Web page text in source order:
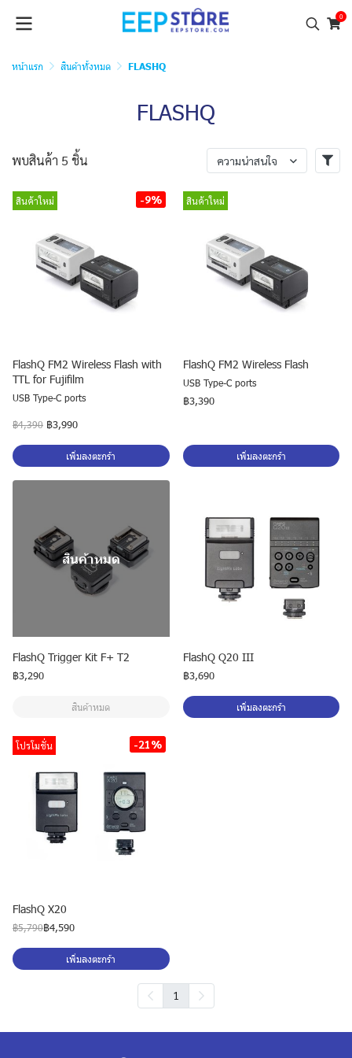
0
หน้าแรก สินค้าทั้งหมด FLASHQ
FLASHQ
พบสินค้า 5 ชิ้น ความน่าสนใจ
สินค้าใหม่ -9%
FlashQ FM2 Wireless Flash with
TTL for Fujifilm
USB Type-C ports
฿4,390 ฿3,990
เพิ่มลงตะกร้า
สินค้าใหม่
FlashQ FM2 Wireless Flash
USB Type-C ports
฿3,390
เพิ่มลงตะกร้า
สินค้าหมด
FlashQ Trigger Kit F+ T2
฿3,290
สินค้าหมด
FlashQ Q20 III
฿3,690
เพิ่มลงตะกร้า
โปรโมชั่น -21%
FlashQ X20
฿5,790฿4,590
เพิ่มลงตะกร้า
1